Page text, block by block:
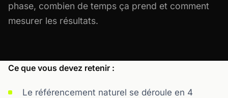
phase, combien de temps ça prend et comment
mesurer les résultats.
Ce que vous devez retenir :
Le référencement naturel se déroule en 4